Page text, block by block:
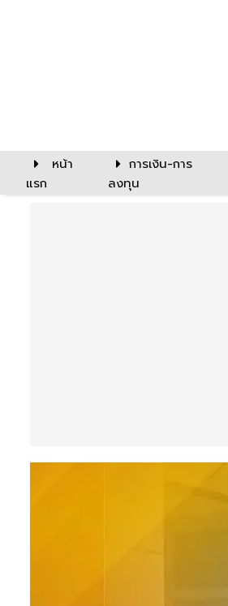
หน้า
แรก
การเงิน-การ
ลงทุน